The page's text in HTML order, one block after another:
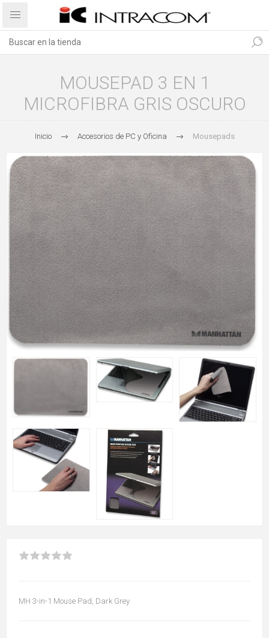
MOUSEPAD 3 EN 1
MICROFIBRA GRIS OSCURO
Inicio Accesorios de PC y Oficina Mousepads
MH 3-in-1 Mouse Pad, Dark Grey